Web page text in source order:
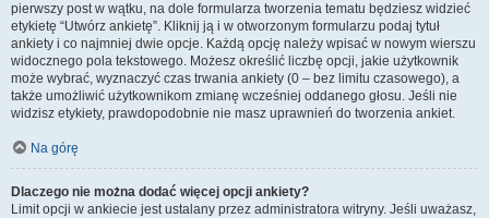
pierwszy post w wątku, na dole formularza tworzenia tematu będziesz widzieć
etykietę “Utwórz ankietę”. Kliknij ją i w otworzonym formularzu podaj tytuł
ankiety i co najmniej dwie opcje. Każdą opcję należy wpisać w nowym wierszu
widocznego pola tekstowego. Możesz określić liczbę opcji, jakie użytkownik
może wybrać, wyznaczyć czas trwania ankiety (0 – bez limitu czasowego), a
także umożliwić użytkownikom zmianę wcześniej oddanego głosu. Jeśli nie
widzisz etykiety, prawdopodobnie nie masz uprawnień do tworzenia ankiet.
Na górę
Dlaczego nie można dodać więcej opcji ankiety?
Limit opcji w ankiecie jest ustalany przez administratora witryny. Jeśli uważasz,